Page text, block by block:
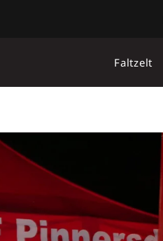
Faltzelt